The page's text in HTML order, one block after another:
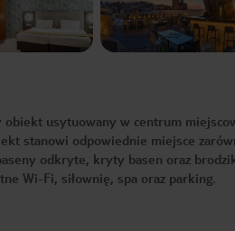
w
jest
usytuowany w centrum
stanowi odpowiednie miejsce
odkryte, kryty basen oraz
Wi-Fi, siłownię, spa oraz parking.